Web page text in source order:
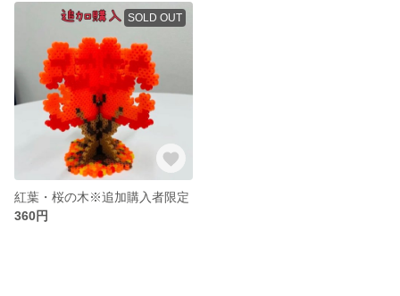
SOLD OUT
紅葉・桜の木※追加購入者限定
360円